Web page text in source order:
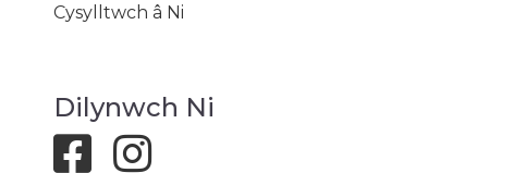
Cysylltwch â Ni
Dilynwch Ni